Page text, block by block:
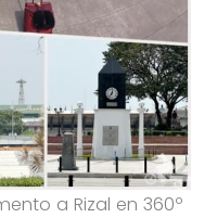
a Rizal en 360º